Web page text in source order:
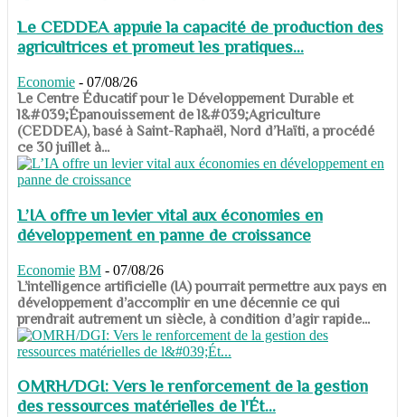
Le CEDDEA appuie la capacité de production des
agricultrices et promeut les pratiques...
Economie - 07/08/26
​​​​​​​Le Centre Éducatif pour le Développement Durable et
l&#039;Épanouissement de l&#039;Agriculture
(CEDDEA), basé à Saint-Raphaël, Nord d’Haïti, a procédé
ce 30 juillet à...
L’IA offre un levier vital aux économies en
développement en panne de croissance
Economie BM - 07/08/26
​​​​​​​L’intelligence artificielle (IA) pourrait permettre aux pays en
développement d’accomplir en une décennie ce qui
prendrait autrement un siècle, à condition d’agir rapide...
OMRH/DGI: Vers le renforcement de la gestion
des ressources matérielles de l'Ét...